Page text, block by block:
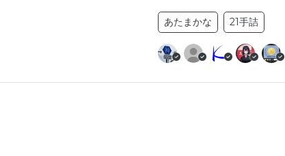
あたまかな 21手詰